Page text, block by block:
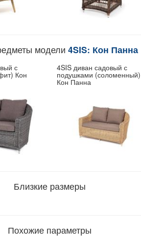
модели 4SIS: Кон Панна
с
Кон
4SIS диван садовый с
подушками (соломенный)
Кон Панна
Близкие размеры
Похожие параметры